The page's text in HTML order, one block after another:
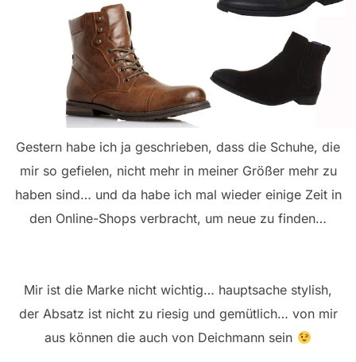
Gestern habe ich ja geschrieben, dass die Schuhe, die
mir so gefielen, nicht mehr in meiner Größer mehr zu
haben sind… und da habe ich mal wieder einige Zeit in
den Online-Shops verbracht, um neue zu finden…
Mir ist die Marke nicht wichtig… hauptsache stylish,
der Absatz ist nicht zu riesig und gemütlich… von mir
aus können die auch von Deichmann sein